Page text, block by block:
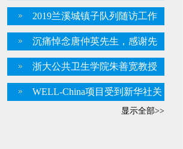
专家评审会在浙大顺利召开
2019兰溪城镇子队列随访工作
座谈会顺利召开
沉痛悼念唐仲英先生，感谢先
生对慢病所唐仲英基地的支持
浙大公共卫生学院朱善宽教授
入选2016年中国高被引学者（医
学类）排行榜
WELL-China项目受到新华社关
显示全部>>